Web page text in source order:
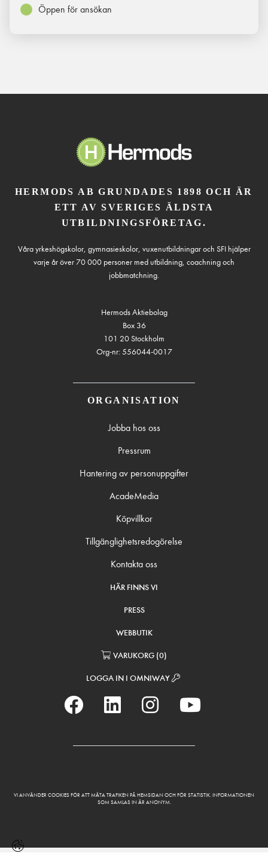
Öppen för ansökan
HERMODS AB GRUNDADES 1898 OCH ÄR
ETT AV SVERIGES ÄLDSTA
UTBILDNINGSFÖRETAG.
Våra yrkeshögskolor, gymnasieskolor, vuxenutbildningar och SFI hjälper
varje år över 70 000 personer med utbildning, coachning och
jobbmatchning.
Hermods Aktiebolag
Box 36
101 20 Stockholm
Org-nr: 556044-0017
ORGANISATION
Jobba hos oss
Pressrum
Hantering av personuppgifter
AcadeMedia
Köpvillkor
Tillgänglighetsredogörelse
Kontakta oss
HÄR FINNS VI
PRESS
WEBBUTIK
VARUKORG (0)
LOGGA IN I OMNIWAY
VI ANVÄNDER COOKIES FÖR ATT MÄTA TRAFIKEN PÅ HEMSIDAN OCH FÖR STATISTIK. INFORMATIONEN
SOM SAMLAS IN ÄR ANONYM.